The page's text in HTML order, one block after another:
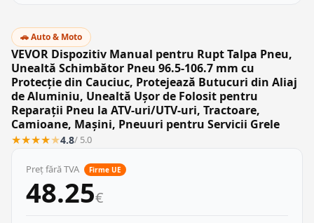
🚗 Auto & Moto
VEVOR Dispozitiv Manual pentru Rupt Talpa Pneu,
Unealtă Schimbător Pneu 96.5-106.7 mm cu
Protecție din Cauciuc, Protejează Butucuri din Aliaj
de Aluminiu, Unealtă Ușor de Folosit pentru
Reparații Pneu la ATV-uri/UTV-uri, Tractoare,
Camioane, Mașini, Pneuuri pentru Servicii Grele
★★★★★4.8/ 5.0
Preț fără TVA Firme UE
48.25€